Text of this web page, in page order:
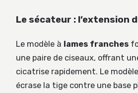
Le sécateur : l’extension
Le modèle à lames franches
une paire de ciseaux, offrant
cicatrise rapidement. Le
écrase la tige contre une base